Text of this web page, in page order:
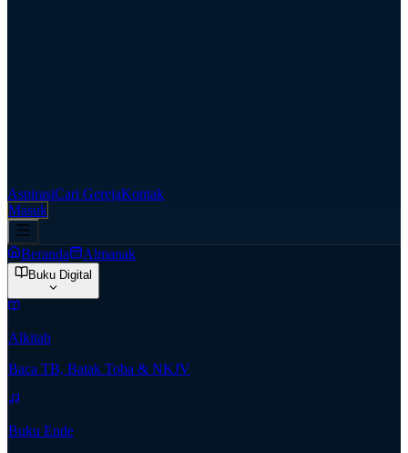
AspirasiCari GerejaKontak
Masuk
Beranda Almanak
Buku Digital
Alkitab
Baca TB, Batak Toba & NKJV
Buku Ende